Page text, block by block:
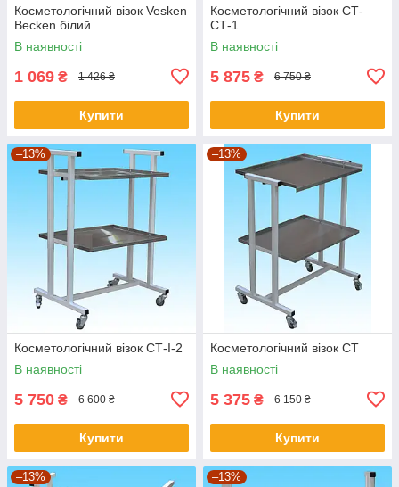
Косметологічний візок Vesken
Becken білий
В наявності
1 069 ₴ 1 426 ₴
Купити
Косметологічний візок СТ-
СТ-1
В наявності
5 875 ₴ 6 750 ₴
Купити
–13%
Косметологічний візок СТ-I-2
В наявності
5 750 ₴ 6 600 ₴
Купити
–13%
Косметологічний візок СТ
В наявності
5 375 ₴ 6 150 ₴
Купити
–13% –13%